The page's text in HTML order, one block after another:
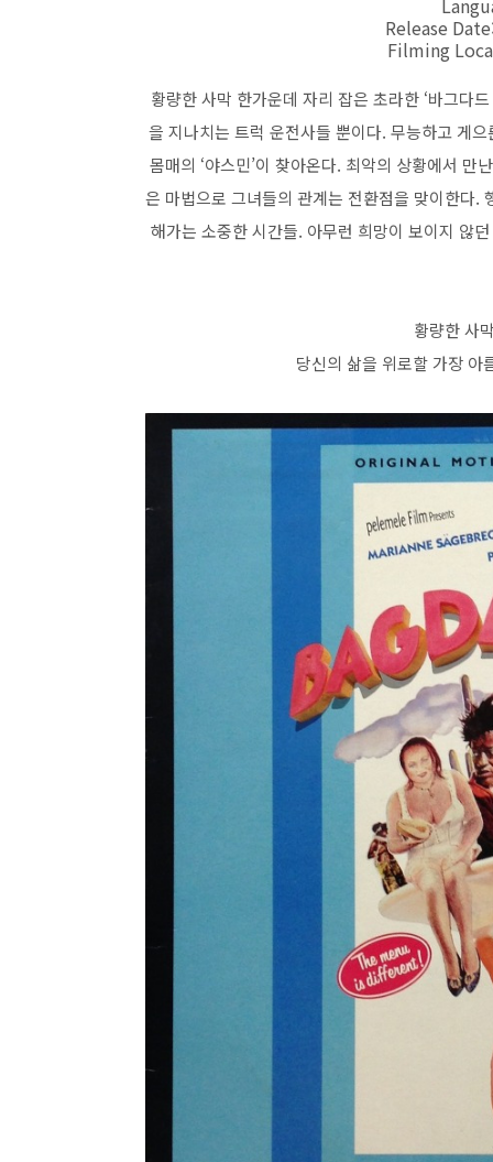
Release
Filming
황량한 사막 한가운데 자리 잡은 초라한 ‘바그다
을 지나치는 트럭 운전사들 뿐이다. 무능하고 게
몸매의 ‘야스민’이 찾아온다. 최악의 상황에서
은 마법으로 그녀들의 관계는 전환점을 맞이한다.
해가는 소중한 시간들. 아무런 희망이 보이지 않
황량한 사
당신의 삶을 위로할 가장